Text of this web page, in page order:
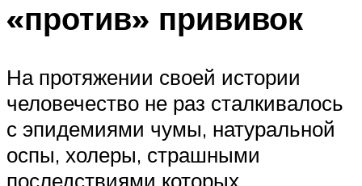
«против» прививок
На протяжении своей истории
человечество не раз сталкивалось
с эпидемиями чумы, натуральной
оспы, холеры, страшными
последствиями которых